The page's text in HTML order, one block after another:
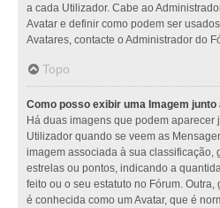
a cada Utilizador. Cabe ao
Avatar e definir como podem ser
Avatares, contacte o Administrador do
Topo
Como posso exibir uma Imagem
Há duas imagens que podem aparecer
Utilizador quando se veem as
imagem associada à sua classificação,
estrelas ou pontos, indicando a
feito ou o seu estatuto no Fórum.
é conhecida como um Avatar, que é